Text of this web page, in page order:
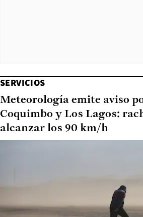
SERVICIOS
Meteorología emite aviso
Coquimbo y Los Lagos:
alcanzar los 90 km/h